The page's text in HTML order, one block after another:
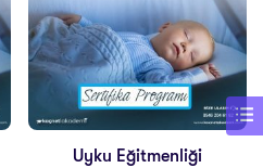
Uyku Eğitmenliği